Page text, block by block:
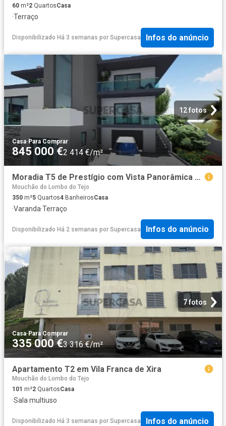
60 m²2 QuartosCasa
·Terraço
Disponibilizado Há 3 semanas por Supercasa Infos do anúncio
12 fotos
Casa· Para Comprar
845 000 €2 414 €/m²
Moradia T5 de Prestígio com Vista Panorâmica sobre o Tejo e as Lezírias em Construção
Mouchão do Lombo do Tejo
350 m²5 Quartos4 BanheirosCasa
·Varanda·Terraço
Disponibilizado Há 2 semanas por Supercasa Infos do anúncio
7 fotos
Casa·Para Comprar
335 000 €3 316 €/m²
Apartamento T2 em Vila Franca de Xira
Mouchão do Lombo do Tejo
101 m²2 QuartosCasa
·Sala multiuso
Disponibilizado Há 3 semanas por Supercasa Infos do anúncio